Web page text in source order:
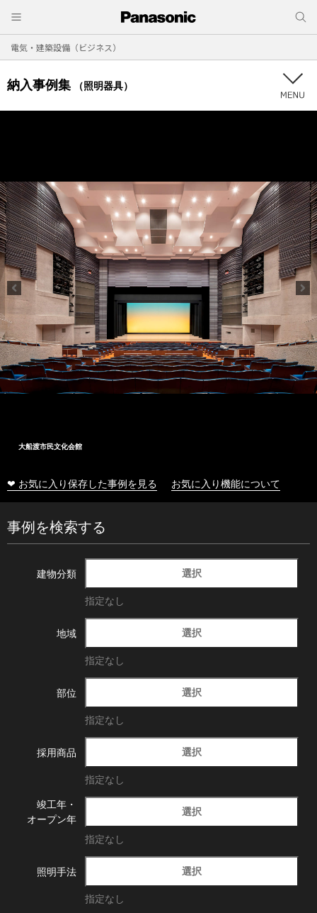
電気・建築設備（ビジネス）
納入事例集 （照明器具）
大船渡市民文化会館
❤ お気に入り保存した事例を見る お気に入り機能について
事例を検索する
建物分類 選択
指定なし
地域 選択
指定なし
部位 選択
指定なし
採用商品 選択
指定なし
竣工年・
オープン年
選択
指定なし
照明手法 選択
指定なし